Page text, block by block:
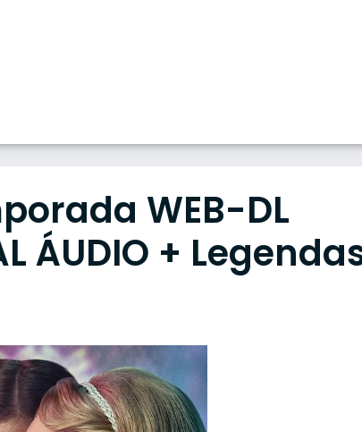
WEB-DL
ÁUDIO +